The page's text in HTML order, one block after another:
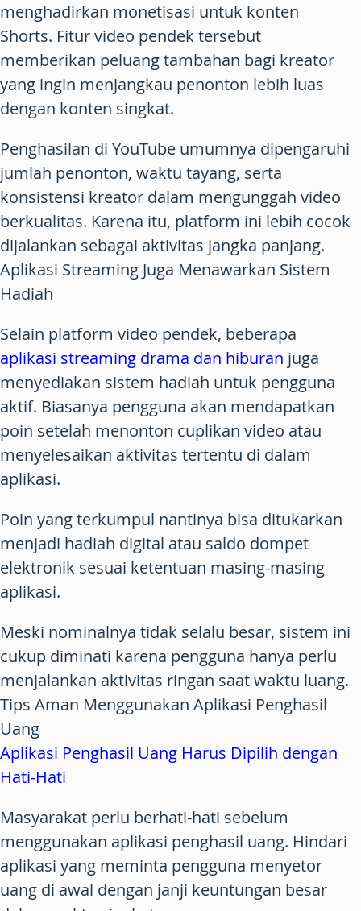
menghadirkan monetisasi untuk konten
Shorts. Fitur video pendek tersebut
memberikan peluang tambahan bagi kreator
yang ingin menjangkau penonton lebih luas
dengan konten singkat.
Penghasilan di YouTube umumnya dipengaruhi
jumlah penonton, waktu tayang, serta
konsistensi kreator dalam mengunggah video
berkualitas. Karena itu, platform ini lebih cocok
dijalankan sebagai aktivitas jangka panjang.
Aplikasi Streaming Juga Menawarkan Sistem
Hadiah
Selain platform video pendek, beberapa
aplikasi streaming drama dan hiburan juga
menyediakan sistem hadiah untuk pengguna
aktif. Biasanya pengguna akan mendapatkan
poin setelah menonton cuplikan video atau
menyelesaikan aktivitas tertentu di dalam
aplikasi.
Poin yang terkumpul nantinya bisa ditukarkan
menjadi hadiah digital atau saldo dompet
elektronik sesuai ketentuan masing-masing
aplikasi.
Meski nominalnya tidak selalu besar, sistem ini
cukup diminati karena pengguna hanya perlu
menjalankan aktivitas ringan saat waktu luang.
Tips Aman Menggunakan Aplikasi Penghasil
Uang
Aplikasi Penghasil Uang Harus Dipilih dengan
Hati-Hati
Masyarakat perlu berhati-hati sebelum
menggunakan aplikasi penghasil uang. Hindari
aplikasi yang meminta pengguna menyetor
uang di awal dengan janji keuntungan besar